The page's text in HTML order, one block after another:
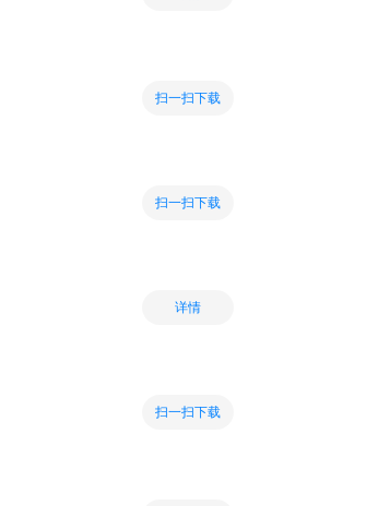
扫一扫下载
扫一扫下载
详情
扫一扫下载